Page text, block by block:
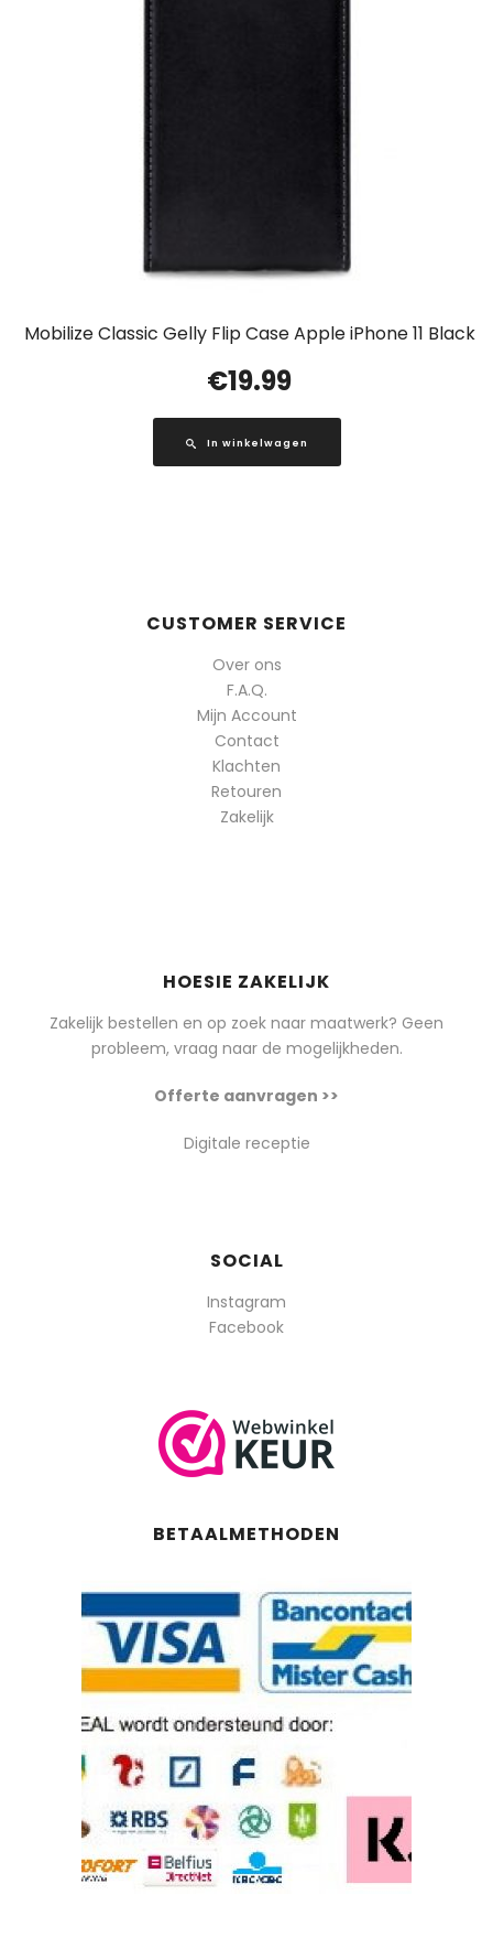
Mobilize Classic Gelly Flip Case Apple iPhone 11 Black
€19.99
In winkelwagen
CUSTOMER SERVICE
Over ons
F.A.Q.
Mijn Account
Contact
Klachten
Retouren
Zakelijk
HOESIE ZAKELIJK
Zakelijk bestellen en op zoek naar maatwerk? Geen
probleem, vraag naar de mogelijkheden.
Offerte aanvragen >>
Digitale receptie
SOCIAL
Instagram
Facebook
BETAALMETHODEN